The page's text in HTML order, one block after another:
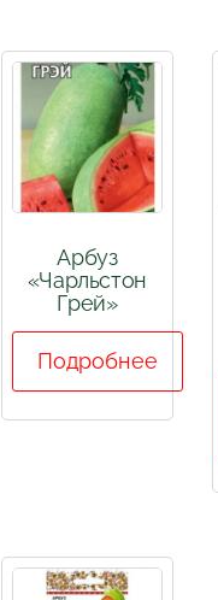
Арбуз
«Чарльстон
Грей»
Подробнее